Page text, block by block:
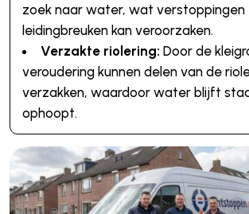
zoek naar water, wat verstoppingen
leidingbreuken kan veroorzaken.
Verzakte riolering: Door de
veroudering kunnen delen van de
verzakken, waardoor water blijft
ophoopt.